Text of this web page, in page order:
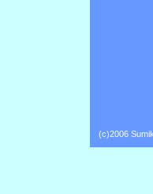
(c)2006